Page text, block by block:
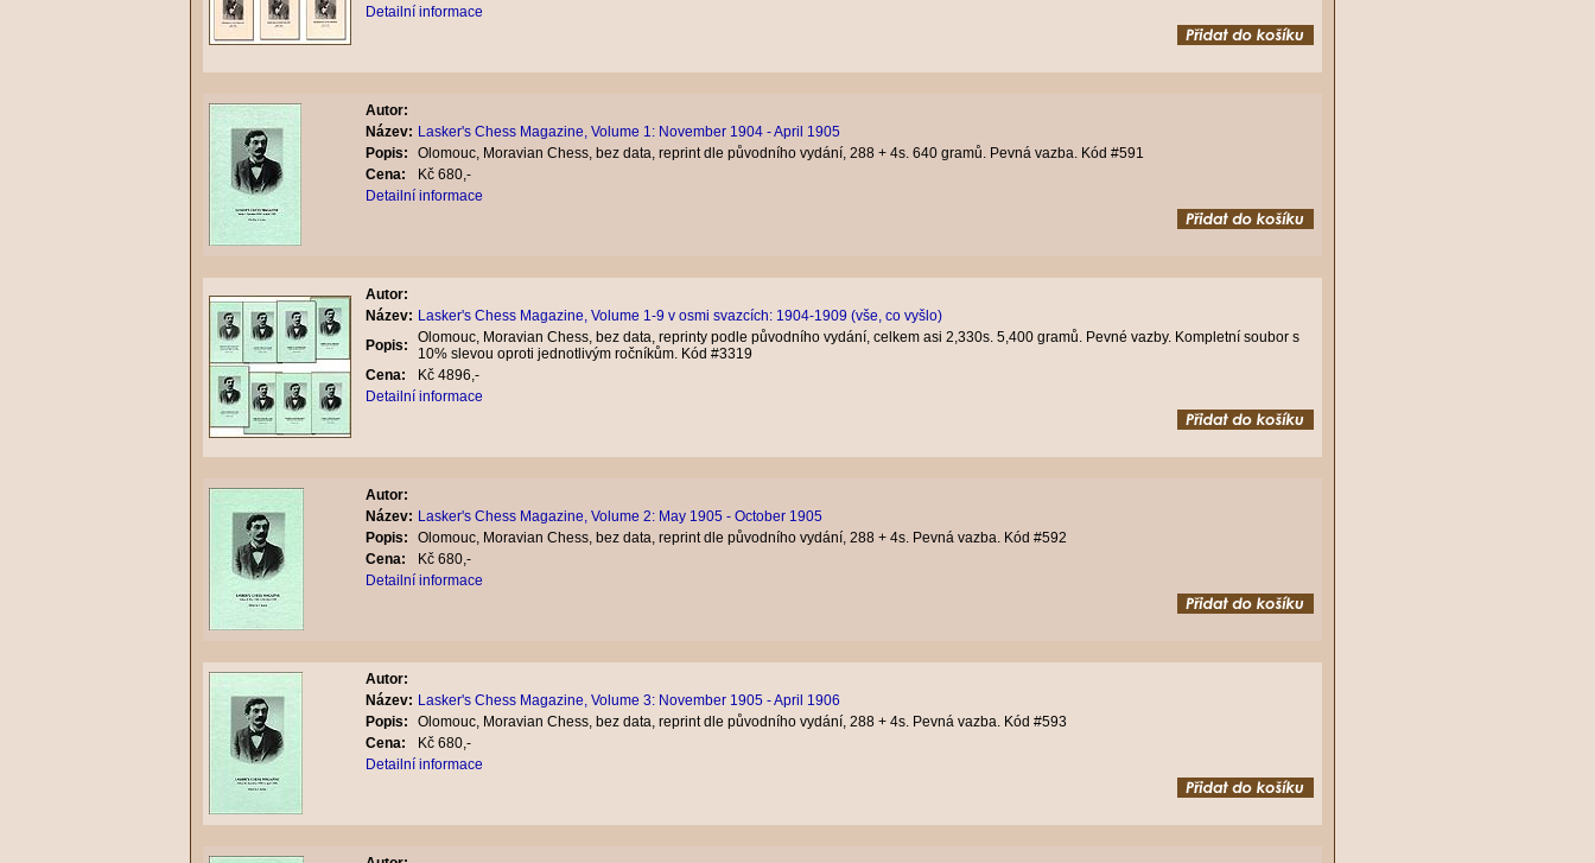
Detailní informace
Autor:
Název: Lasker's Chess Magazine, Volume 1: November 1904 - April 1905
Popis:
Olomouc, Moravian Chess, bez data, reprint dle původního vydání, 288 + 4s. 640 gramů. Pevná vazba. Kód #591
Cena:
Kč 680,-
Detailní informace
Autor:
Název: Lasker's Chess Magazine, Volume 1-9 v osmi svazcích: 1904-1909 (vše, co vyšlo)
Popis:
Olomouc, Moravian Chess, bez data, reprinty podle původního vydání, celkem asi 2,330s. 5,400 gramů. Pevné vazby. Kompletní soubor s
10% slevou oproti jednotlivým ročníkům. Kód #3319
Cena:
Kč 4896,-
Detailní informace
Autor:
Název: Lasker's Chess Magazine, Volume 2: May 1905 - October 1905
Popis:
Olomouc, Moravian Chess, bez data, reprint dle původního vydání, 288 + 4s. Pevná vazba. Kód #592
Cena:
Kč 680,-
Detailní informace
Autor:
Název: Lasker's Chess Magazine, Volume 3: November 1905 - April 1906
Popis:
Olomouc, Moravian Chess, bez data, reprint dle původního vydání, 288 + 4s. Pevná vazba. Kód #593
Cena:
Kč 680,-
Detailní informace